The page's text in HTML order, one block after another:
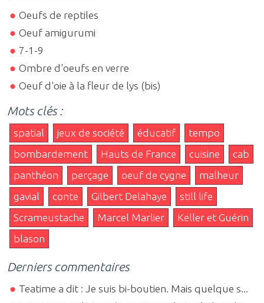
Oeufs de reptiles
Oeuf amigurumi
7-1-9
Ombre d'oeufs en verre
Oeuf d'oie à la fleur de lys (bis)
Mots clés :
spatial jeux de société éducatif
tempo
bombardement
Hauts de France cuisine
cab
panthéon
perçage oeuf de cygne
malheur
gavial
conte Gilbert Delahaye
still life
Scrameustache
Marcel Marlier
Keller et Guérin
blason
Derniers commentaires
Teatime a dit : Je suis bi-boutien. Mais quelque s...